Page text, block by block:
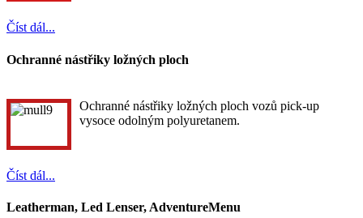
Číst dál...
Ochranné nástřiky ložných ploch
Ochranné nástřiky ložných ploch vozů pick-up
vysoce odolným polyuretanem.
Číst dál...
Leatherman, Led Lenser, AdventureMenu